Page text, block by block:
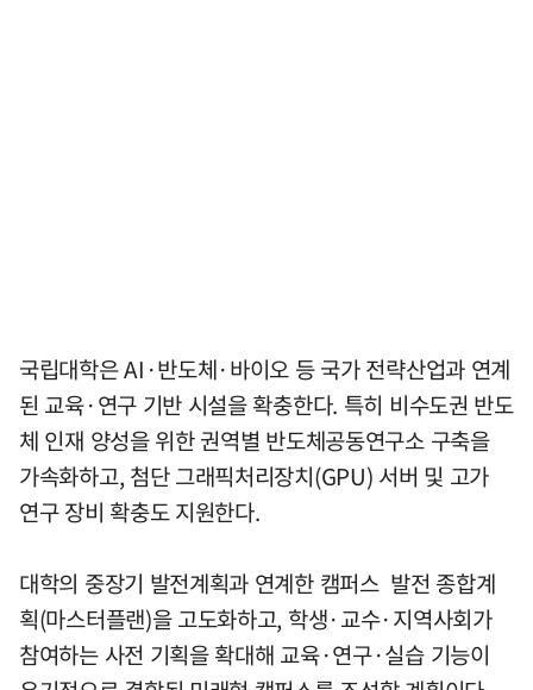
국립대학은 AI·반도체·바이오 등 국가 전략산업과 연계
된 교육·연구 기반 시설을 확충한다. 특히 비수도권 반도
체 인재 양성을 위한 권역별 반도체공동연구소 구축을
가속화하고, 첨단 그래픽처리장치(GPU) 서버 및 고가
연구 장비 확충도 지원한다.
대학의 중장기 발전계획과 연계한 캠퍼스 발전 종합계
획(마스터플랜)을 고도화하고, 학생·교수·지역사회가
참여하는 사전 기획을 확대해 교육·연구·실습 기능이